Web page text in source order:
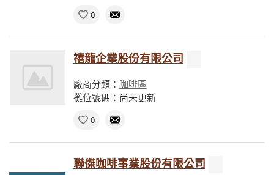
0
禧龍企業股份有限公司
廠商分類： 咖啡區
攤位號碼：尚未更新
0
聯傑咖啡事業股份有限公司